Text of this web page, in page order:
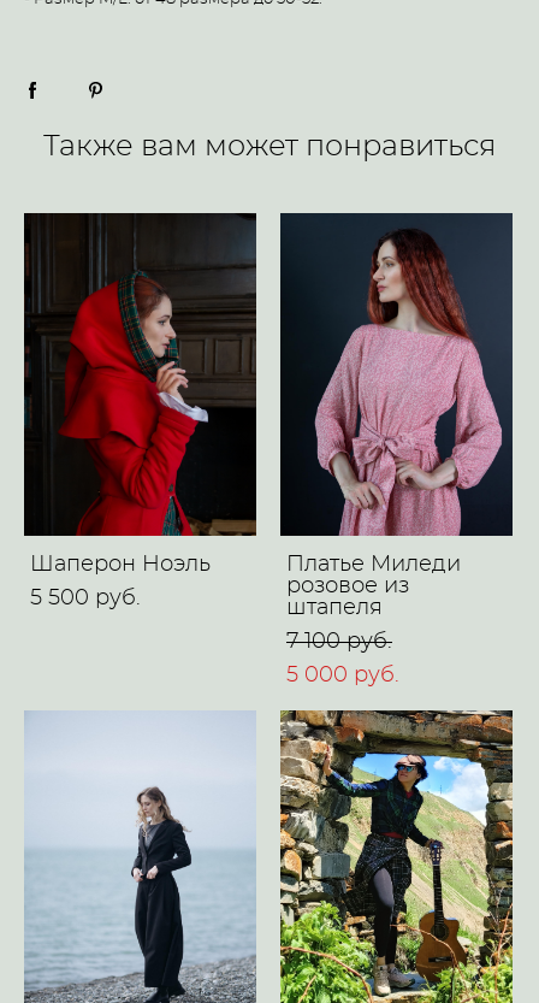
Также вам может понравиться
Шаперон Ноэль
5 500 pуб.
Платье Миледи
розовое из
штапеля
7 100 pуб.
5 000 pуб.